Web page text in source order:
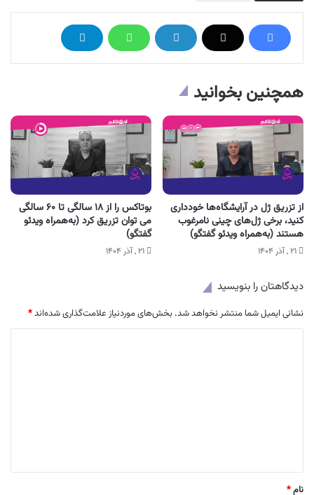
همچنین بخوانید
از تزریق ژل در آرایشگاه‌ها خودداری
کنید، برخی ژل‌های چینی نامرغوب
هستند (به‌همراه ویدئو گفتگو)
۲۱ , آذر ۱۴۰۴
بوتاکس را از ۱۸ سالگی تا ۶۰ سالگی
می توان تزریق کرد (به‌همراه ویدئو
گفتگو)
۲۱ , آذر ۱۴۰۴
دیدگاهتان را بنویسید
نشانی ایمیل شما منتشر نخواهد شد. بخش‌های موردنیاز علامت‌گذاری شده‌اند*
نام*